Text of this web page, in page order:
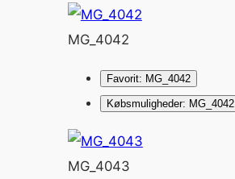
MG_4042
Favorit: MG_4042
Købsmuligheder: MG_4042
MG_4043